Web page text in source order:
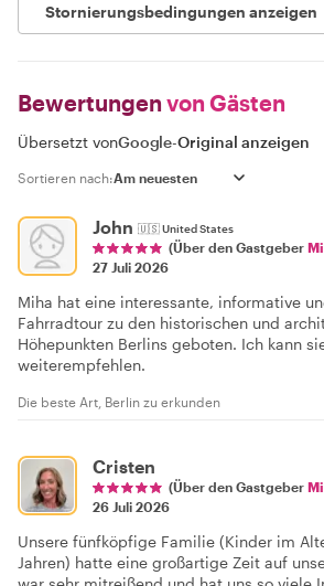
Stornierungsbedingungen anzeigen
Bewertungen von Gästen
Übersetzt vonGoogle-Original anzeigen
Sortieren nach:
John 🇺🇸United States
(Über den Gastgeber
27 Juli 2026
Miha hat eine interessante, informative
Fahrradtour zu den historischen und
Höhepunkten Berlins geboten. Ich kann
weiterempfehlen.
Die beste Art, Berlin zu erkunden
Cristen
(Über den Gastgeber
26 Juli 2026
Unsere fünfköpfige Familie (Kinder im
Jahren) hatte eine großartige Zeit auf